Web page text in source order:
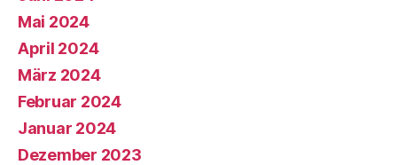
Mai 2024
April 2024
März 2024
Februar 2024
Januar 2024
Dezember 2023